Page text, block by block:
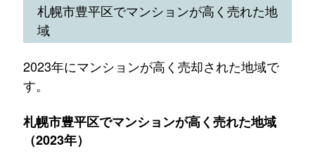
札幌市豊平区でマンションが高く売れた地
域
2023年にマンションが高く売却された地域で
す。
札幌市豊平区でマンションが高く売れた地域
（2023年）